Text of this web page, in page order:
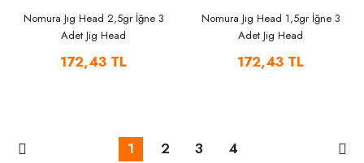
Nomura Jıg Head 2,5gr İğne 3
Adet Jig Head
172,43 TL
Nomura Jıg Head 1,5gr İğne 3
Adet Jig Head
172,43 TL
1 2 3 4